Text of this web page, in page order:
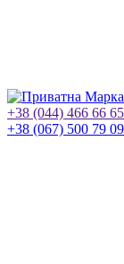
+38 (044) 466 66 65
+38 (067) 500 79 09